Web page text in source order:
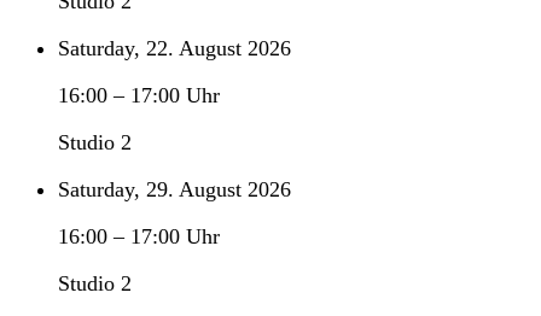
Saturday, 22. August 2026
16:00 – 17:00 Uhr
Studio 2
Saturday, 29. August 2026
16:00 – 17:00 Uhr
Studio 2